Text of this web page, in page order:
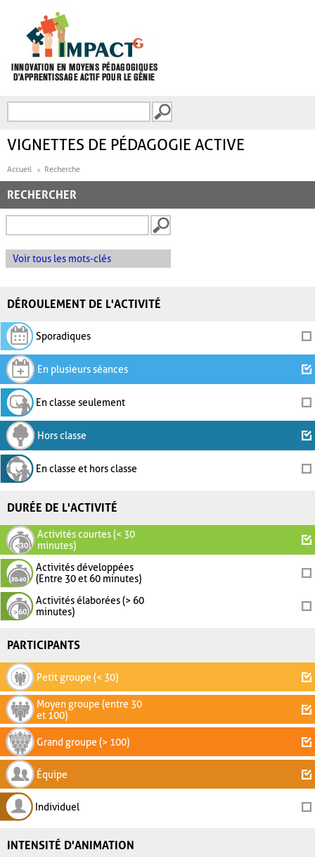
FORMULAIRE DE
VIGNETTES DE PÉDAGOGIE ACTIVE
Accueil Recherche
RECHERCHER
Voir tous les mots-clés
DÉROULEMENT DE L'ACTIVITÉ
Sporadiques
En plusieurs séances
En classe seulement
Hors classe
En classe et hors classe
DURÉE DE L'ACTIVITÉ
Activités courtes (< 30
minutes)
Activités développées
(Entre 30 et 60 minutes)
Activités élaborées (> 60
minutes)
PARTICIPANTS
Petit groupe (< 30)
Moyen groupe (entre 30
et 100)
Grand groupe (> 100)
Équipe
Individuel
INTENSITÉ D'ANIMATION